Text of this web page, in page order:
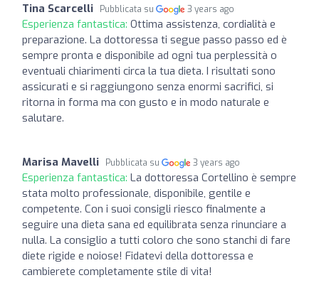
Tina Scarcelli Pubblicata su 3 years ago
Esperienza fantastica: Ottima assistenza, cordialità e
preparazione. La dottoressa ti segue passo passo ed è
sempre pronta e disponibile ad ogni tua perplessità o
eventuali chiarimenti circa la tua dieta. I risultati sono
assicurati e si raggiungono senza enormi sacrifici, si
ritorna in forma ma con gusto e in modo naturale e
salutare.
Marisa Mavelli Pubblicata su 3 years ago
Esperienza fantastica: La dottoressa Cortellino è sempre
stata molto professionale, disponibile, gentile e
competente. Con i suoi consigli riesco finalmente a
seguire una dieta sana ed equilibrata senza rinunciare a
nulla. La consiglio a tutti coloro che sono stanchi di fare
diete rigide e noiose! Fidatevi della dottoressa e
cambierete completamente stile di vita!